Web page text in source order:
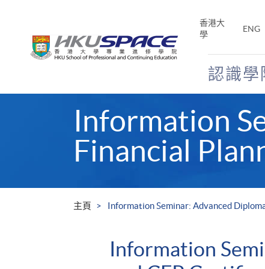
香港大
學
ENG
認識學
Information
Financial
主頁 Information Seminar: Advanced
Information